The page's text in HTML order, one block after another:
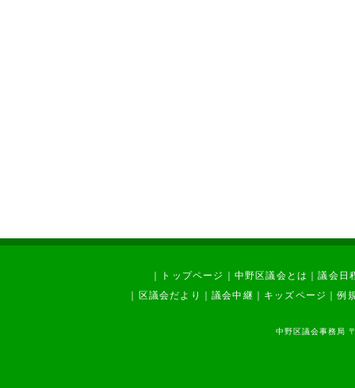
トップページ 中野区議会とは ｜議会日
区議会だより ｜議会中継 キッズページ ｜例
中野区議会事務局